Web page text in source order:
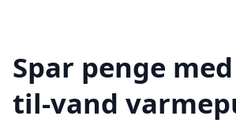
Spar penge
til-vand